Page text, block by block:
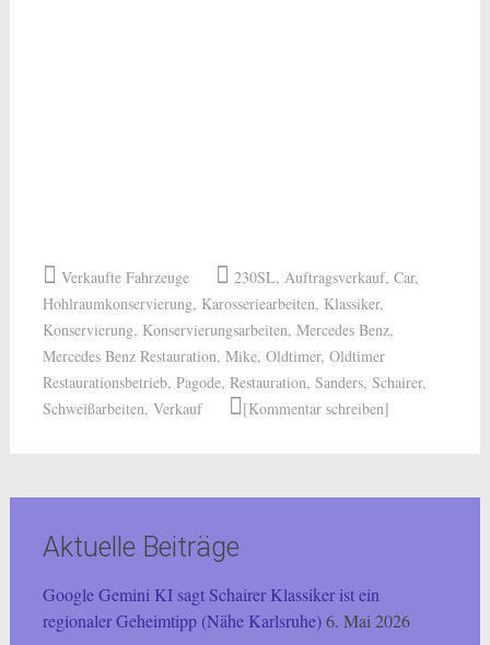
Verkaufte Fahrzeuge 230SL, Auftragsverkauf, Car,
Hohlraumkonservierung, Karosseriearbeiten, Klassiker,
Konservierung, Konservierungsarbeiten, Mercedes Benz,
Mercedes Benz Restauration, Mike, Oldtimer, Oldtimer
Restaurationsbetrieb, Pagode, Restauration, Sanders, Schairer,
Schweißarbeiten, Verkauf [Kommentar schreiben]
Aktuelle Beiträge
Google Gemini KI sagt Schairer Klassiker ist ein
regionaler Geheimtipp (Nähe Karlsruhe)6. Mai 2026